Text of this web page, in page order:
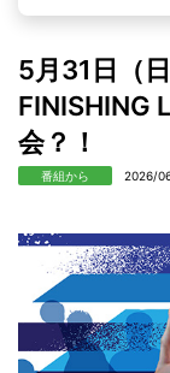
5月31日（
FINISHING
会？！
番組から 2026/